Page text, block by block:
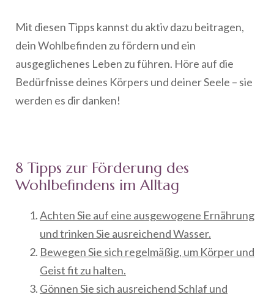
Mit diesen Tipps kannst du aktiv dazu beitragen,
dein Wohlbefinden zu fördern und ein
ausgeglichenes Leben zu führen. Höre auf die
Bedürfnisse deines Körpers und deiner Seele – sie
werden es dir danken!
8 Tipps zur Förderung des
Wohlbefindens im Alltag
Achten Sie auf eine ausgewogene Ernährung
und trinken Sie ausreichend Wasser.
Bewegen Sie sich regelmäßig, um Körper und
Geist fit zu halten.
Gönnen Sie sich ausreichend Schlaf und